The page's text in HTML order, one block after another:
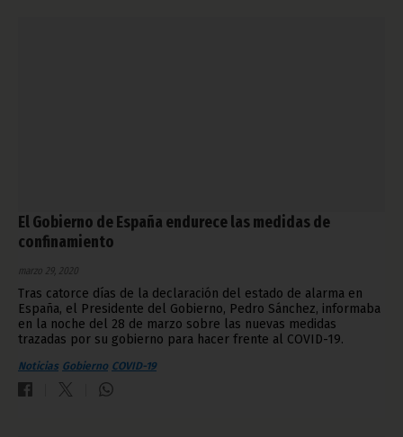
El Gobierno de España endurece las medidas de
confinamiento
marzo 29, 2020
Tras catorce días de la declaración del estado de alarma en
España, el Presidente del Gobierno, Pedro Sánchez, informaba
en la noche del 28 de marzo sobre las nuevas medidas
trazadas por su gobierno para hacer frente al COVID-19.
Noticias Gobierno COVID-19